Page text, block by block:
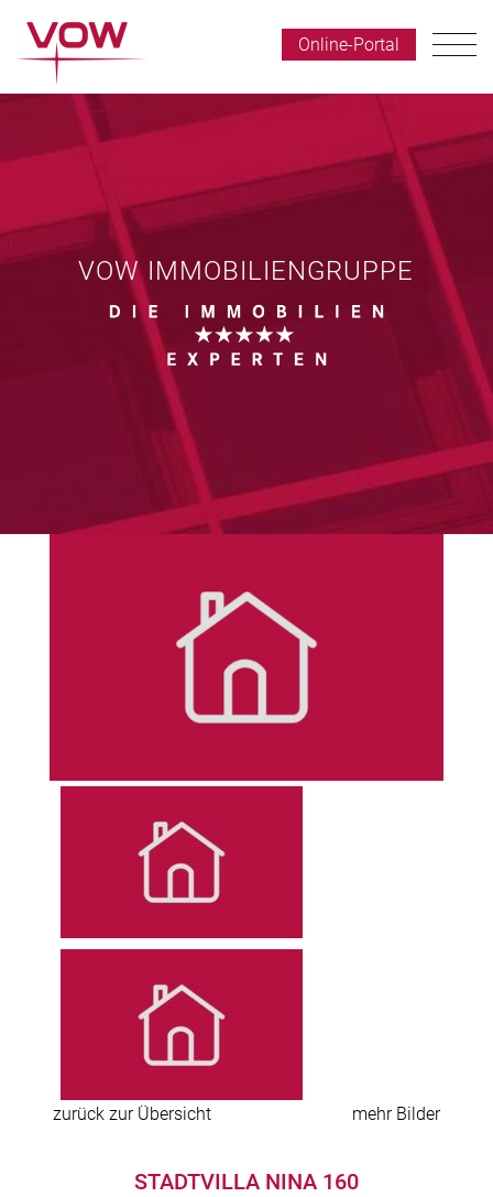
Online-Portal
VOW IMMOBILIENGRUPPE
zurück zur Übersicht mehr Bilder
STADTVILLA NINA 160